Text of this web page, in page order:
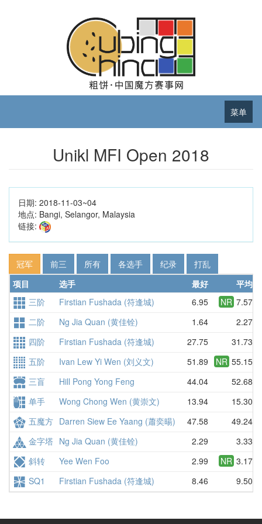
菜单
Unikl MFI Open 2018
日期: 2018-11-03~04
地点: Bangi, Selangor, Malaysia
链接:
冠军 前三 所有 各选手 纪录
打乱
项目
选手 最好 平均
三阶
Firstian Fushada (符逢城) 6.95 NR 7.57
二阶
Ng Jia Quan (黄佳铨) 1.64 2.27
四阶
Firstian Fushada (符逢城) 27.75 31.73
五阶
Ivan Lew Yi Wen (刘义文) 51.89 NR 55.15
三盲
Hill Pong Yong Feng 44.04 52.68
单手
Wong Chong Wen (黄崇文) 13.94 15.30
五魔方 Darren Siew Ee Yaang (蕭奕暘) 47.58 49.24
金字塔 Ng Jia Quan (黄佳铨) 2.29 3.33
斜转
Yee Wen Foo 2.99 NR 3.17
SQ1
Firstian Fushada (符逢城) 8.46 9.50